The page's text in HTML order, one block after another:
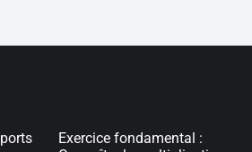
Exercice fondamental :